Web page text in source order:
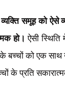
व्यक्ति समूह को
हो। ऐसी स्थिति
को एक साथ
के प्रति